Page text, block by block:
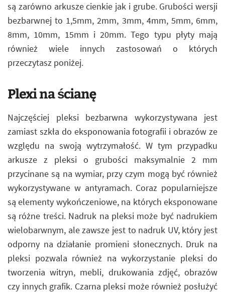
są zarówno arkusze cienkie jak i grube. Grubości wersji
bezbarwnej to 1,5mm, 2mm, 3mm, 4mm, 5mm, 6mm,
8mm, 10mm, 15mm i 20mm. Tego typu płyty mają
również wiele innych zastosowań o których
przeczytasz poniżej.
Plexi na ścianę
Najczęściej pleksi bezbarwna wykorzystywana jest
zamiast szkła do eksponowania fotografii i obrazów ze
względu na swoją wytrzymałość. W tym przypadku
arkusze z pleksi o grubości maksymalnie 2 mm
przycinane są na wymiar, przy czym mogą być również
wykorzystywane w antyramach. Coraz popularniejsze
są elementy wykończeniowe, na których eksponowane
są różne treści. Nadruk na pleksi może być nadrukiem
wielobarwnym, ale zawsze jest to nadruk UV, który jest
odporny na działanie promieni słonecznych. Druk na
pleksi pozwala również na wykorzystanie pleksi do
tworzenia witryn, mebli, drukowania zdjęć, obrazów
czy innych grafik. Czarna pleksi może również posłużyć